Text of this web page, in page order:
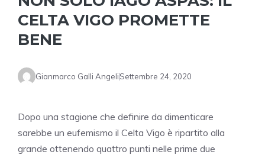
CELTA VIGO PROMETTE
BENE
Gianmarco Galli AngeliSettembre 24, 2020
Dopo una stagione che definire da dimenticare
sarebbe un eufemismo il Celta Vigo è ripartito alla
grande ottenendo quattro punti nelle prime due